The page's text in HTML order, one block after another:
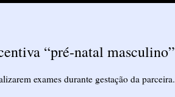
exames durante gestação da parceira.